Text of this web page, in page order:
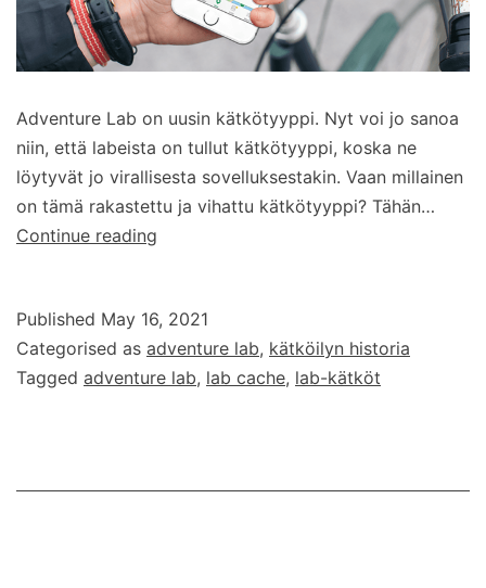
Adventure Lab on uusin kätkötyyppi. Nyt voi jo sanoa
niin, että labeista on tullut kätkötyyppi, koska ne
löytyvät jo virallisesta sovelluksestakin. Vaan millainen
on tämä rakastettu ja vihattu kätkötyyppi? Tähän…
Continue reading
uusin
kätkötyyppi
Published May 16, 2021
Categorised as adventure lab, kätköilyn historia
Tagged adventure lab, lab cache, lab-kätköt